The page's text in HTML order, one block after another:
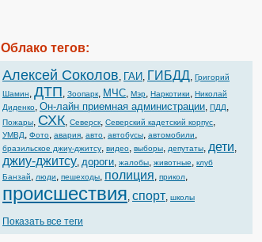
Облако тегов:
Алексей Соколов, ГАИ, ГИБДД, Григорий
Шамин, ДТП, Зоопарк, МЧС, Мэр, Наркотики, Николай
Диденко, Он-лайн приемная администрации, ПДД,
Пожары, СХК, Северск, Северский кадетский корпус,
УМВД, Фото, авария, авто, автобусы, автомобили,
бразильское джиу-джитсу, видео, выборы, депутаты, дети,
джиу-джитсу, дороги, жалобы, животные, клуб
Банзай, люди, пешеходы, полиция, прикол,
происшествия, спорт, школы
Показать все теги